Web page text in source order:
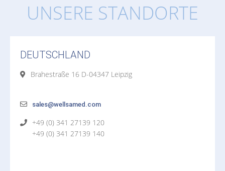
UNSERE STANDORTE
DEUTSCHLAND
Brahestraße 16 D-04347 Leipzig
sales@wellsamed.com
+49 (0) 341 27139 120
+49 (0) 341 27139 140